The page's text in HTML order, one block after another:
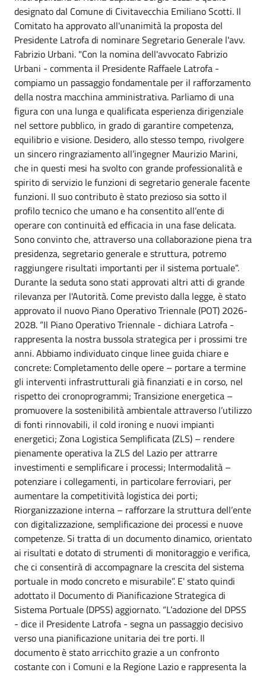
designato dal Comune di Civitavecchia Emiliano Scotti. Il
Comitato ha approvato all'unanimità la proposta del
Presidente Latrofa di nominare Segretario Generale l'avv.
Fabrizio Urbani. "Con la nomina dell'avvocato Fabrizio
Urbani - commenta il Presidente Raffaele Latrofa -
compiamo un passaggio fondamentale per il rafforzamento
della nostra macchina amministrativa. Parliamo di una
figura con una lunga e qualificata esperienza dirigenziale
nel settore pubblico, in grado di garantire competenza,
equilibrio e visione. Desidero, allo stesso tempo, rivolgere
un sincero ringraziamento all’ingegner Maurizio Marini,
che in questi mesi ha svolto con grande professionalità e
spirito di servizio le funzioni di segretario generale facente
funzioni. Il suo contributo è stato prezioso sia sotto il
profilo tecnico che umano e ha consentito all’ente di
operare con continuità ed efficacia in una fase delicata.
Sono convinto che, attraverso una collaborazione piena tra
presidenza, segretario generale e struttura, potremo
raggiungere risultati importanti per il sistema portuale".
Durante la seduta sono stati approvati altri atti di grande
rilevanza per l'Autorità. Come previsto dalla legge, è stato
approvato il nuovo Piano Operativo Triennale (POT) 2026-
2028. “Il Piano Operativo Triennale - dichiara Latrofa -
rappresenta la nostra bussola strategica per i prossimi tre
anni. Abbiamo individuato cinque linee guida chiare e
concrete: Completamento delle opere – portare a termine
gli interventi infrastrutturali già finanziati e in corso, nel
rispetto dei cronoprogrammi; Transizione energetica –
promuovere la sostenibilità ambientale attraverso l’utilizzo
di fonti rinnovabili, il cold ironing e nuovi impianti
energetici; Zona Logistica Semplificata (ZLS) – rendere
pienamente operativa la ZLS del Lazio per attrarre
investimenti e semplificare i processi; Intermodalità –
potenziare i collegamenti, in particolare ferroviari, per
aumentare la competitività logistica dei porti;
Riorganizzazione interna – rafforzare la struttura dell’ente
con digitalizzazione, semplificazione dei processi e nuove
competenze. Si tratta di un documento dinamico, orientato
ai risultati e dotato di strumenti di monitoraggio e verifica,
che ci consentirà di accompagnare la crescita del sistema
portuale in modo concreto e misurabile”. E' stato quindi
adottato il Documento di Pianificazione Strategica di
Sistema Portuale (DPSS) aggiornato. “L’adozione del DPSS
- dice il Presidente Latrofa - segna un passaggio decisivo
verso una pianificazione unitaria dei tre porti. Il
documento è stato arricchito grazie a un confronto
costante con i Comuni e la Regione Lazio e rappresenta la